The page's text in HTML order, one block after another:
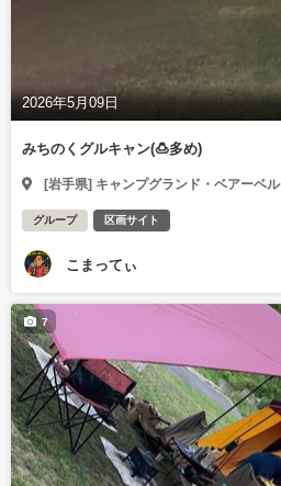
2026年5月09日
みちのくグルキャン(🍮多め)
[岩手県] キャンプグランド・ベアーベル
グループ 区画サイト
こまってぃ
7